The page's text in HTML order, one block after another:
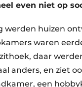
even niet op
werden huizen
waren
daar
anders, en ziet
een